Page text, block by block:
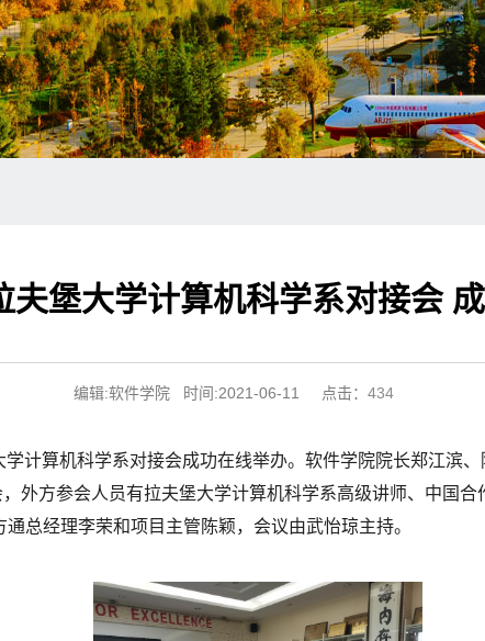
夫堡大学计算机科学系对接会
编辑:软件学院 时间:2021-06-11 点击： 434
计算机科学系对接会成功在线举办。软件学院院长郑江滨
外方参会人员有拉夫堡大学计算机科学系高级讲师、中国合
总经理李荣和项目主管陈颖，会议由武怡琼主持。